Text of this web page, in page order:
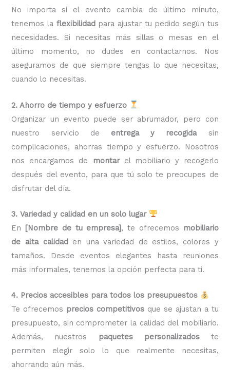
No importa si el evento cambia de último minuto,
tenemos la flexibilidadpara ajustar tu pedido según tus
necesidades. Si necesitas más sillas o mesas en el
último momento, no dudes en contactarnos. Nos
aseguramos de que siempre tengas lo que necesitas,
cuando lo necesitas.
2. Ahorro de tiempo y esfuerzo
Organizar un evento puede ser abrumador, pero con
nuestro servicio de entrega y recogidasin
complicaciones, ahorras tiempo y esfuerzo. Nosotros
nos encargamos de
montarel mobiliario y recogerlo
después del evento, para que tú solo te preocupes de
disfrutar del día.
3. Variedad y calidad en un solo lugar
En [Nombre de tu empresa], te ofrecemos
mobiliario
de alta calidaden una variedad de estilos, colores y
tamaños. Desde eventos elegantes hasta reuniones
más informales, tenemos la opción perfecta para ti.
4. Precios accesibles para todos los presupuestos
Te ofrecemos precios competitivos que se ajustan a tu
presupuesto, sin comprometer la calidad del mobiliario.
Además, nuestros
paquetes personalizadoste
permiten elegir solo lo que realmente necesitas,
ahorrando aún más.